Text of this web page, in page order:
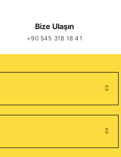
Bize Ulaşın
+90 545 318 18 41